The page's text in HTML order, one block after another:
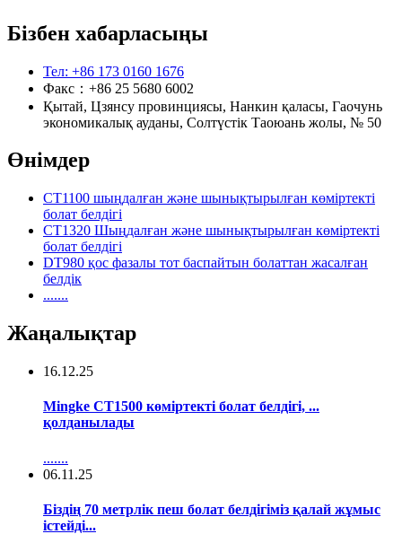
Бізбен хабарласыңы
Тел: +86 173 0160 1676
Факс：+86 25 5680 6002
Қытай, Цзянсу провинциясы, Нанкин қаласы, Гаочунь
экономикалық ауданы, Солтүстік Таоюань жолы, № 50
Өнімдер
CT1100 шыңдалған және шынықтырылған көміртекті
болат белдігі
CT1320 Шыңдалған және шынықтырылған көміртекті
болат белдігі
DT980 қос фазалы тот баспайтын болаттан жасалған
белдік
.......
Жаңалықтар
16.12.25
Mingke CT1500 көміртекті болат белдігі, ...
қолданылады
.......
06.11.25
Біздің 70 метрлік пеш болат белдігіміз қалай жұмыс
істейді...